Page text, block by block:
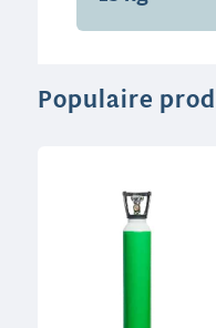
Populaire